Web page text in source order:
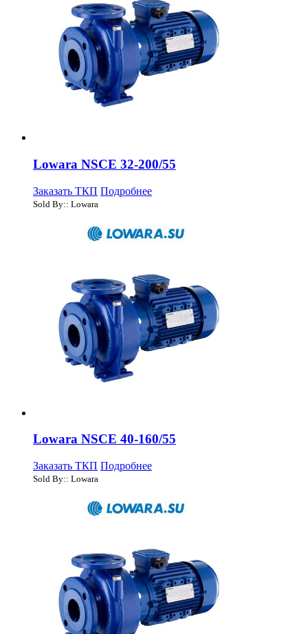
Lowara NSCE 32-200/55
Заказать ТКП Подробнее
Sold By:: Lowara
Lowara NSCE 40-160/55
Заказать ТКП Подробнее
Sold By:: Lowara